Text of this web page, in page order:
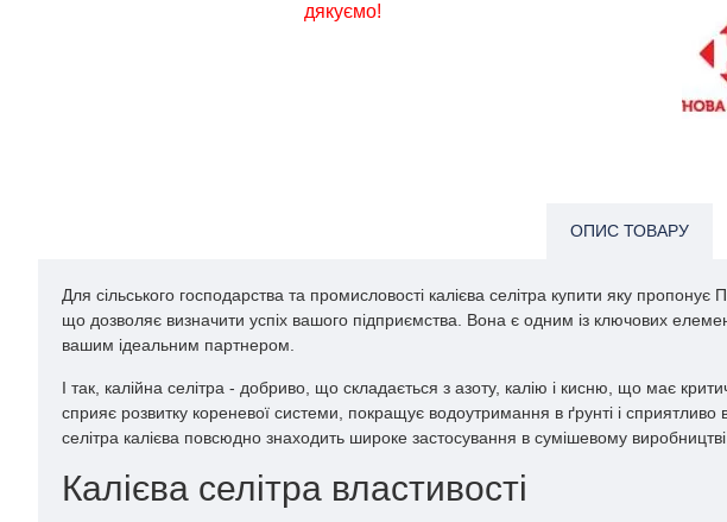
дякуємо!
ОПИС ТОВАРУ
Для сільського господарства та промисловості калієва селітра купити яку
що дозволяє визначити успіх вашого підприємства. Вона є одним із ключових
вашим ідеальним партнером.
І так, калійна селітра - добриво, що складається з азоту, калію і кисню, що має
сприяє розвитку кореневої системи, покращує водоутримання в ґрунті і сприятливо
селітра калієва повсюдно знаходить широке застосування в сумішевому
Калієва селітра властивості